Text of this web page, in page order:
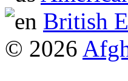
British
© 2026